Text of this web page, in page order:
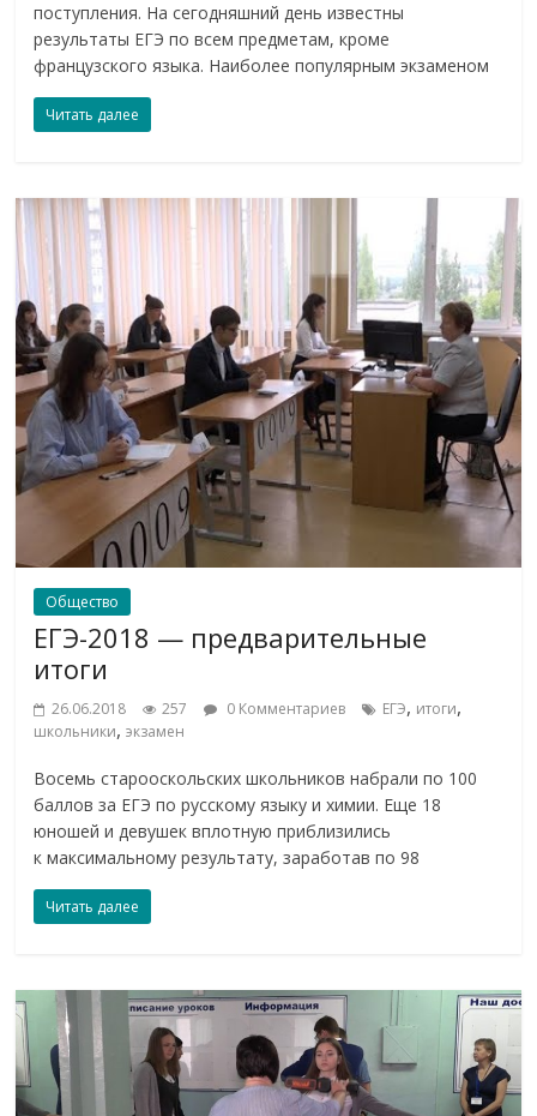
поступления. На сегодняшний день известны
результаты ЕГЭ по всем предметам, кроме
французского языка. Наиболее популярным экзаменом
Читать далее
Общество
ЕГЭ-2018 — предварительные
итоги
26.06.2018 257 0 Комментариев ЕГЭ, итоги,
школьники,экзамен
Восемь старооскольских школьников набрали по 100
баллов за ЕГЭ по русскому языку и химии. Еще 18
юношей и девушек вплотную приблизились
к максимальному результату, заработав по 98
Читать далее